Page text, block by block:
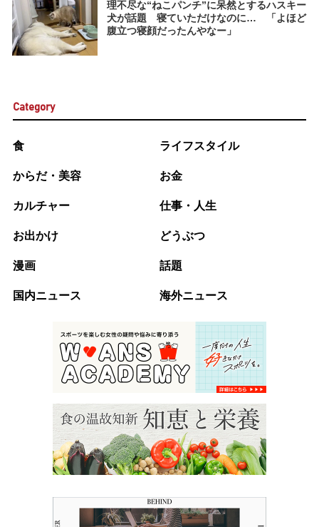
理不尽な“ねこパンチ”に呆然とするハスキー
犬が話題 寝ていただけなのに… 「よほど
腹立つ寝顔だったんやなー」
Category
食 ライフスタイル
からだ・美容 お金
カルチャー 仕事・人生
お出かけ どうぶつ
漫画 話題
国内ニュース 海外ニュース